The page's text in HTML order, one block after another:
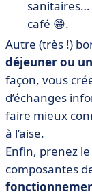
sanitaires…
café 😁.
Autre (très !)
déjeuner ou
façon, vous
d’échanges
faire mieux
à l’aise.
Enfin, prenez
composantes